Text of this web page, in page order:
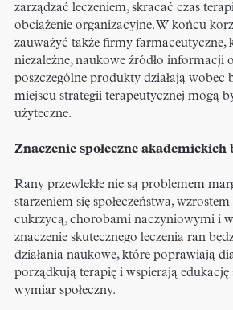
zarządzać leczeniem, skracać czas
obciążenie organizacyjne. W końcu
zauważyć także firmy farmaceutyczne,
niezależne, naukowe źródło informacji
poszczególne produkty działają
miejscu strategii terapeutycznej mogą
użyteczne.
Znaczenie społeczne akademickich
Rany przewlekłe nie są problemem
starzeniem się społeczeństwa,
cukrzycą, chorobami naczyniowymi i
znaczenie skutecznego leczenia ran
działania naukowe, które poprawiają
porządkują terapię i wspierają edukację
wymiar społeczny.